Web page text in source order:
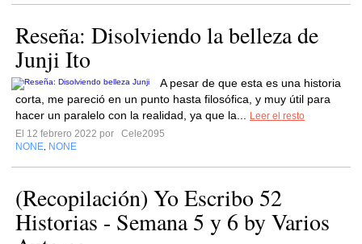
Reseña: Disolviendo la belleza de
Junji Ito
A pesar de que esta es una historia
corta, me pareció en un punto hasta filosófica, y muy útil para
hacer un paralelo con la realidad, ya que la...
Leer el resto
El 12 febrero 2022 por
Cele2095
NONE NONE
(Recopilación) Yo Escribo 52
Historias - Semana 5 y 6 by Varios